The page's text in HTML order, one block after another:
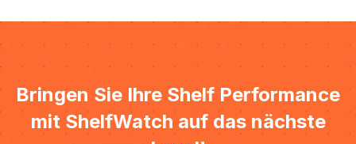
Bringen Sie Ihre Shelf Performance
mit ShelfWatch auf das nächste